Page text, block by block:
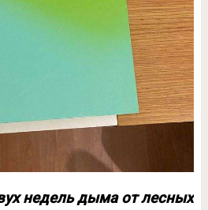
недель дыма от лесных